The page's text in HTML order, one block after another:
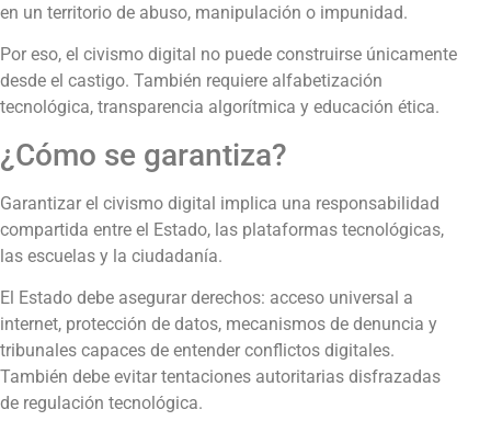
en un territorio de abuso, manipulación o impunidad.
Por eso, el civismo digital no puede construirse únicamente
desde el castigo. También requiere alfabetización
tecnológica, transparencia algorítmica y educación ética.
¿Cómo se garantiza?
Garantizar el civismo digital implica una responsabilidad
compartida entre el Estado, las plataformas tecnológicas,
las escuelas y la ciudadanía.
El Estado debe asegurar derechos: acceso universal a
internet, protección de datos, mecanismos de denuncia y
tribunales capaces de entender conflictos digitales.
También debe evitar tentaciones autoritarias disfrazadas
de regulación tecnológica.